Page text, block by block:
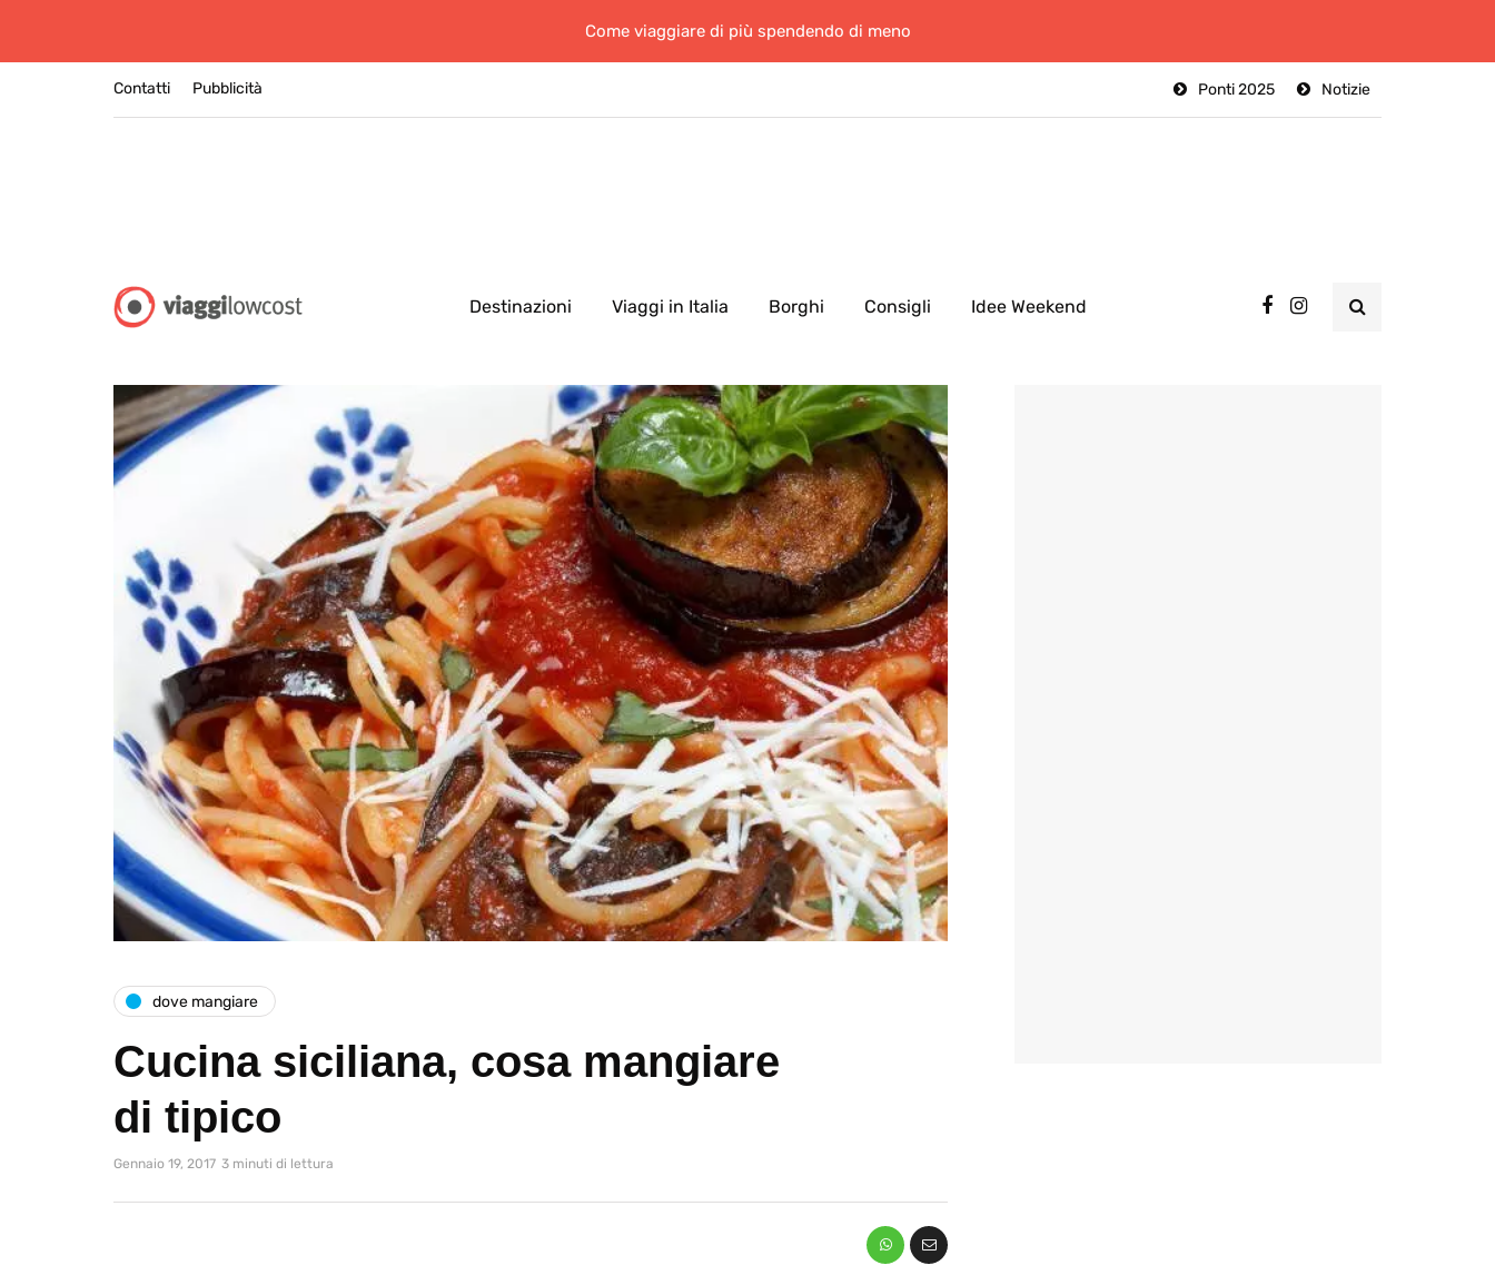
Come viaggiare di più spendendo di meno
Contatti Notizie
Ponti 2025
Pubblicità
Destinazioni Viaggi in Italia Borghi Consigli Idee Weekend
dove mangiare
Cucina siciliana, cosa mangiare
di tipico
Gennaio 19, 2017 3 minuti di lettura